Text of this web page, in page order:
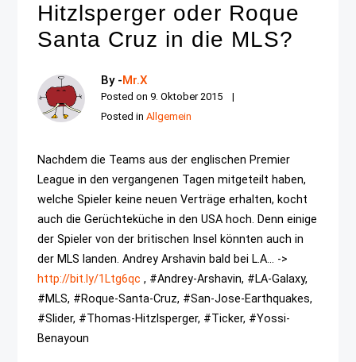
Hitzlsperger oder Roque
Santa Cruz in die MLS?
By -Mr.X
Posted on9. Oktober 2015
Posted inAllgemein
Nachdem die Teams aus der englischen Premier
League in den vergangenen Tagen mitgeteilt haben,
welche Spieler keine neuen Verträge erhalten, kocht
auch die Gerüchteküche in den USA hoch. Denn einige
der Spieler von der britischen Insel könnten auch in
der MLS landen. Andrey Arshavin bald bei L.A... ->
http://bit.ly/1Ltg6qc , #Andrey-Arshavin, #LA-Galaxy,
#MLS, #Roque-Santa-Cruz, #San-Jose-Earthquakes,
#Slider, #Thomas-Hitzlsperger, #Ticker, #Yossi-
Benayoun